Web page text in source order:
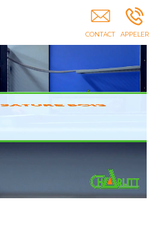
- Charpente Du Littoral GUINES